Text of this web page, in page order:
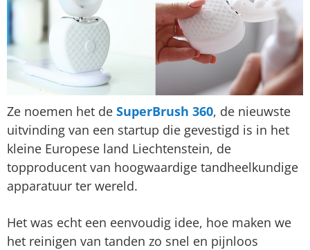
Ze noemen het de SuperBrush 360, de nieuwste
uitvinding van een startup die gevestigd is in het
kleine Europese land Liechtenstein, de
topproducent van hoogwaardige tandheelkundige
apparatuur ter wereld.
Het was echt een eenvoudig idee, hoe maken we
het reinigen van tanden zo snel en pijnloos